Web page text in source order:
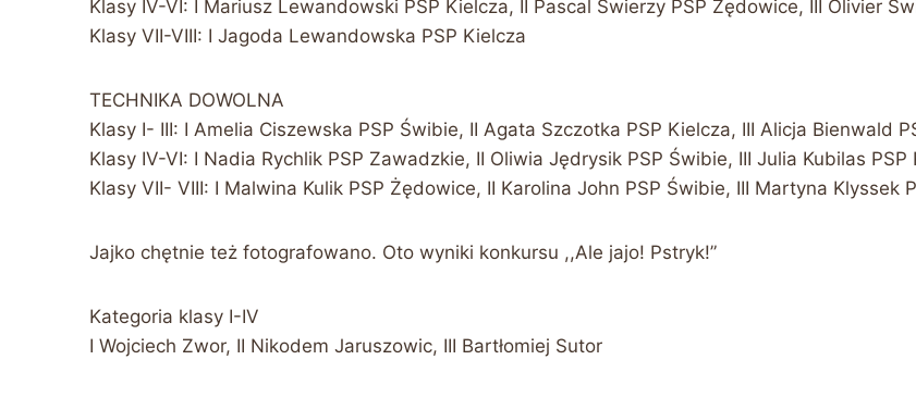
Klasy IV-VI: I Mariusz Lewandowski PSP Kielcza, II Pascal Świerzy PSP Żędowice, III Olivier
Klasy VII-VIII: I Jagoda Lewandowska PSP Kielcza
TECHNIKA DOWOLNA
Klasy I- III: I Amelia Ciszewska PSP Świbie, II Agata Szczotka PSP Kielcza, III Alicja Bienwald
Klasy IV-VI: I Nadia Rychlik PSP Zawadzkie, II Oliwia Jędrysik PSP Świbie, III Julia Kubilas PSP
Klasy VII- VIII: I Malwina Kulik PSP Żędowice, II Karolina John PSP Świbie, III Martyna Klyssek
Jajko chętnie też fotografowano. Oto wyniki konkursu ,,Ale jajo! Pstryk!”
Kategoria klasy I-IV
I Wojciech Zwor, II Nikodem Jaruszowic, III Bartłomiej Sutor